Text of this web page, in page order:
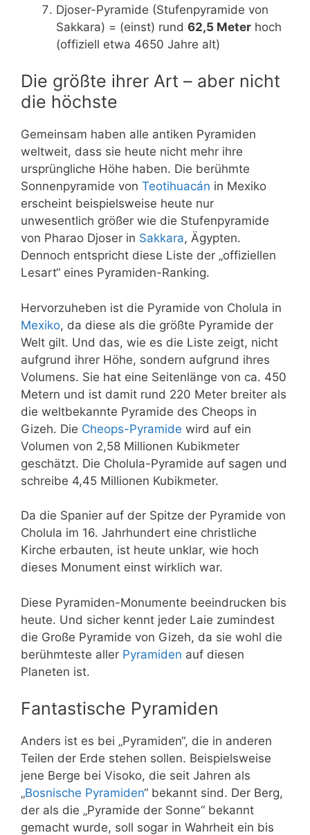
Djoser-Pyramide (Stufenpyramide von
Sakkara) = (einst) rund 62,5 Meter hoch
(offiziell etwa 4650 Jahre alt)
Die größte ihrer Art – aber nicht
die höchste
Gemeinsam haben alle antiken Pyramiden
weltweit, dass sie heute nicht mehr ihre
ursprüngliche Höhe haben. Die berühmte
Sonnenpyramide von Teotihuacán in Mexiko
erscheint beispielsweise heute nur
unwesentlich größer wie die Stufenpyramide
von Pharao Djoser in Sakkara, Ägypten.
Dennoch entspricht diese Liste der „offiziellen
Lesart“ eines Pyramiden-Ranking.
Hervorzuheben ist die Pyramide von Cholula in
Mexiko, da diese als die größte Pyramide der
Welt gilt. Und das, wie es die Liste zeigt, nicht
aufgrund ihrer Höhe, sondern aufgrund ihres
Volumens. Sie hat eine Seitenlänge von ca. 450
Metern und ist damit rund 220 Meter breiter als
die weltbekannte Pyramide des Cheops in
Gizeh. Die Cheops-Pyramide wird auf ein
Volumen von 2,58 Millionen Kubikmeter
geschätzt. Die Cholula-Pyramide auf sagen und
schreibe 4,45 Millionen Kubikmeter.
Da die Spanier auf der Spitze der Pyramide von
Cholula im 16. Jahrhundert eine christliche
Kirche erbauten, ist heute unklar, wie hoch
dieses Monument einst wirklich war.
Diese Pyramiden-Monumente beeindrucken bis
heute. Und sicher kennt jeder Laie zumindest
die Große Pyramide von Gizeh, da sie wohl die
berühmteste aller Pyramiden auf diesen
Planeten ist.
Fantastische Pyramiden
Anders ist es bei „Pyramiden“, die in anderen
Teilen der Erde stehen sollen. Beispielsweise
jene Berge bei Visoko, die seit Jahren als
„Bosnische Pyramiden“ bekannt sind. Der Berg,
der als die „Pyramide der Sonne“ bekannt
gemacht wurde, soll sogar in Wahrheit ein bis